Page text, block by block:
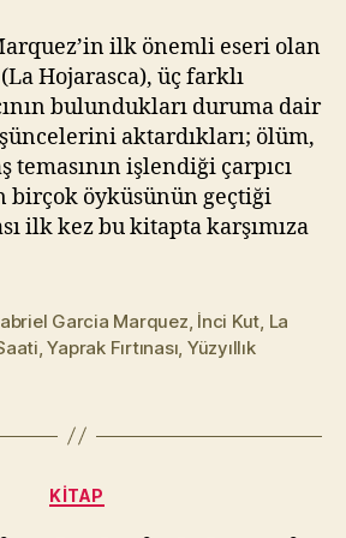
ilk önemli eseri olan
(La Hojarasca), üç farklı
bulundukları duruma dair
aktardıkları; ölüm,
temasının işlendiği çarpıcı
birçok öyküsünün geçtiği
ilk kez bu kitapta karşımıza
Garcia Marquez, İnci Kut, La
,Yaprak Fırtınası, Yüzyıllık
Kategoriler
KITAP